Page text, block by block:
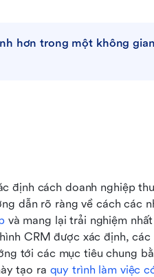
hơn trong một không
định cách doanh nghiệp
dẫn rõ ràng về cách các
và mang lại trải nghiệm
CRM được xác định,
tới các mục tiêu chung
tạo ra quy trình làm việc